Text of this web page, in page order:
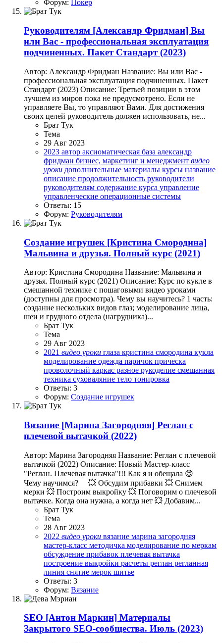
Форум: Покер
Руководителям [Александр Фридман] Вы
или Вас - профессиональная эксплуатация
подчиненных. Пакет Стандарт (2023)
Автор: Александр Фридман Название: Вы или Вас -
профессиональная эксплуатация подчиненных. Пакет
Стандарт (2023) Описание: Третьей позиции в этом
лучшем из миров пока не предусмотрено. Если не
управляете Вы, то управляют Вами. Для достижения
своих целей руководитель должен использовать, не...
Брат Тук
Тема
29 Авг 2023
2023 автор аксиоматическая база александр
фридман бизнес, маркетинг и менеджмент видео
уроки дополнительные материалы курсы название
описание продолжительность руководители
руководителям содержание курса управление
управленческие операционные системы
Ответы: 15
Форум: Руководителям
Создание игрушек [Кристина Смородина]
Мальвина и друзья. Полный курс (2021)
Автор: Кристина Смородина Название: Мальвина и
друзья. Полный курс (2021) Описание: Курс по кукле в
смешанной технике с пошаговыми видео уроками
(доступны для просмотра). Чему вы научитесь? 1 часть:
создание нескольких видов глаз; моделирование лица,
шеи и грудного отдела (нагрудника)...
Брат Тук
Тема
29 Авг 2023
2021 видео уроки глаза кристина смородина кукла
моделирование одежда паричок прическа
проволочный каркас разное рукоделие смешанная
техника суховаляние тело тонировка
Ответы: 3
Форум: Создание игрушек
Вязание [Марина Загородняя] Реглан с
плечевой вытачкой (2022)
Автор: Марина Загородняя Название: Реглан с плечевой
вытачкой (2022) Описание: Новый Мастер-класс
"Реглан. Плечевая вытачка"!!! Как я и обещала 😊 ⠀
Чему научимся? ⠀ 💥 Обсудим прибавки 💥 Снимем
мерки 💥 Построим выкройку 💥 Поговорим о плечевой
вытачке. Когда она нужна, а когда нет 💥 Добавим...
Брат Тук
Тема
28 Авг 2023
2022 видео уроки вязание марина загородняя
мастер-класс методичка моделирование по меркам
обсуждение прибавок плечевая вытачка
построение выкройки расчеты реглан регланная
линия снятие мерок шитье
Ответы: 3
Форум: Вязание
SEO [Антон Маркин] Материалы
Закрытого SEO-сообщества. Июль (2023)